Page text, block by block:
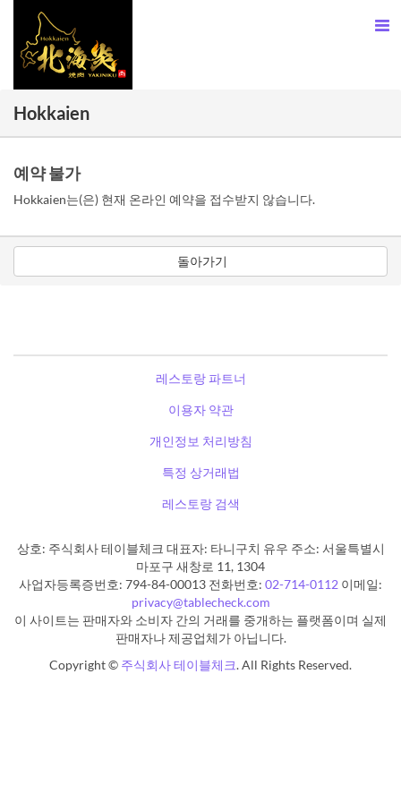
Hokkaien
예약 불가
Hokkaien는(은) 현재 온라인 예약을 접수받지 않습니다.
돌아가기
레스토랑 파트너
이용자 약관
개인정보 처리방침
특정 상거래법
레스토랑 검색
상호: 주식회사 테이블체크 대표자: 타니구치 유우 주소: 서울특별시
마포구 새창로 11, 1304
사업자등록증번호: 794-84-00013 전화번호: 02-714-0112 이메일:
privacy@tablecheck.com
이 사이트는 판매자와 소비자 간의 거래를 중개하는 플랫폼이며 실제
판매자나 제공업체가 아닙니다.
Copyright © 주식회사 테이블체크. All Rights Reserved.